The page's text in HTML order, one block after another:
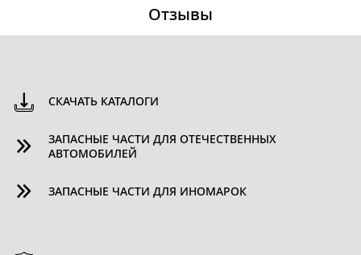
Отзывы
СКАЧАТЬ КАТАЛОГИ
ЗАПАСНЫЕ ЧАСТИ ДЛЯ ОТЕЧЕСТВЕННЫХ
АВТОМОБИЛЕЙ
ЗАПАСНЫЕ ЧАСТИ ДЛЯ ИНОМАРОК